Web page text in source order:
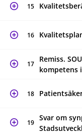
15
16
17
Remiss.
kompetens
18
19
Svar om